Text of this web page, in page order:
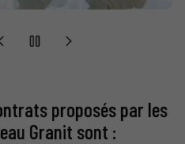
proposés par les
Granit sont :